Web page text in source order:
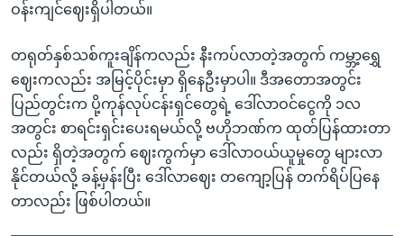
ဝန်းကျင်ဈေးရှိပါတယ်။
တရုတ်နှစ်သစ်ကူးချိန်ကလည်း နီးကပ်လာတဲ့အတွက် ကမ္ဘာ့ရွှေ
ဈေးကလည်း အမြင့်ပိုင်းမှာ ရှိနေဦးမှာပါ။ ဒီအတောအတွင်း
ပြည်တွင်းက ပို့ကုန်လုပ်ငန်းရှင်တွေရဲ့ ဒေါ်လာဝင်ငွေကို ၁လ
အတွင်း စာရင်းရှင်းပေးရမယ်လို့ ဗဟိုဘဏ်က ထုတ်ပြန်ထားတာ
လည်း ရှိတဲ့အတွက် ဈေးကွက်မှာ ဒေါ်လာဝယ်ယူမှုတွေ များလာ
နိုင်တယ်လို့ ခန့်မှန်းပြီး ဒေါ်လာဈေး တကျော့ပြန် တက်ရိပ်ပြနေ
တာလည်း ဖြစ်ပါတယ်။